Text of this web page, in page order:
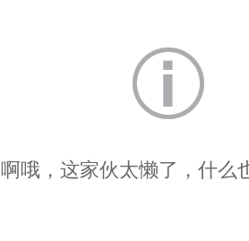
啊哦，这家伙太懒了，什么